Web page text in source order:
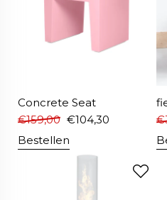
Concrete Seat
€159,00 €104,30
Bestellen
€